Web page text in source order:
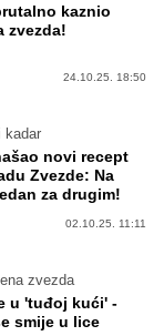
kaznio
zvezda!
24.10.25. 18:50
kadar
novi recept
Zvezde: Na
za drugim!
02.10.25. 11:11
zvezda
u 'tuđoj kući' -
smije u lice